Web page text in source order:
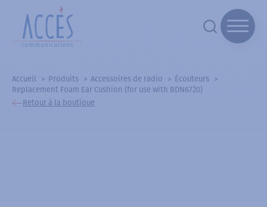
Accueil Produits Accessoires de radio
Écouteurs
Replacement Foam Ear Cushion (for use with BDN6720)
Retour à la boutique